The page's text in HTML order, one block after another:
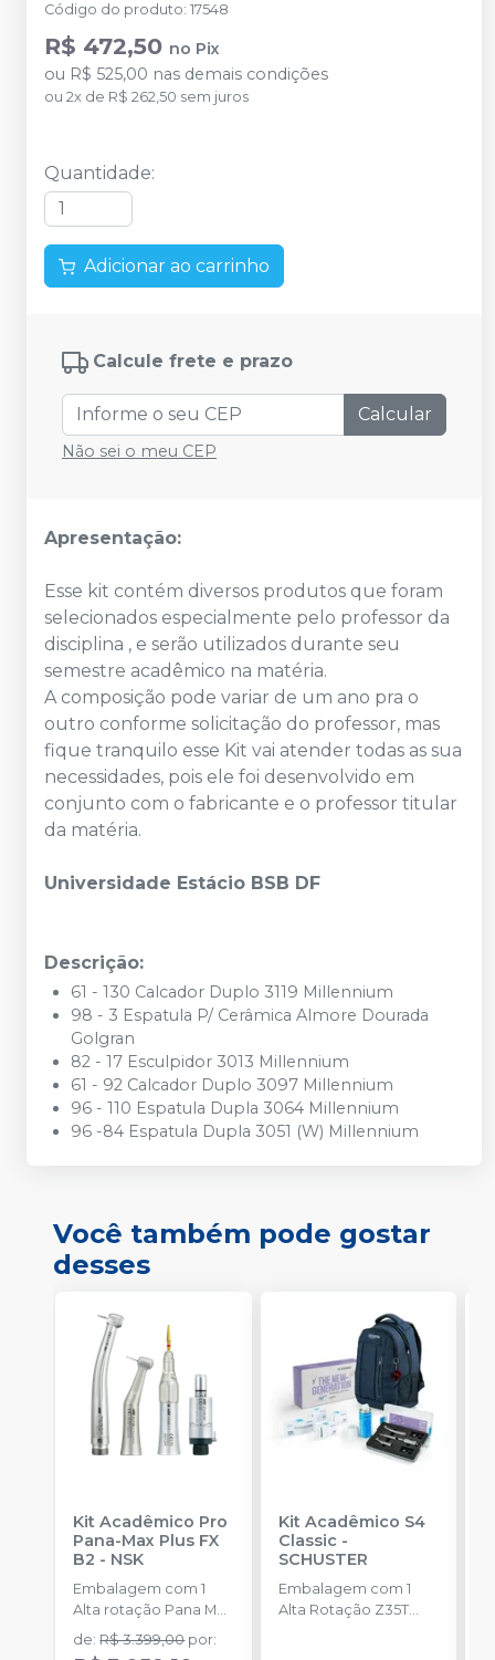
Código do produto: 17548
R$ 472,50 no Pix
ou R$ 525,00 nas demais condições
ou 2x de R$ 262,50 sem juros
Quantidade:
Adicionar ao carrinho
Calcule frete e prazo
Calcular
Não sei o meu CEP
Apresentação:
Esse kit contém diversos produtos que foram
selecionados especialmente pelo professor da
disciplina , e serão utilizados durante seu
semestre acadêmico na matéria.
A composição pode variar de um ano pra o
outro conforme solicitação do professor, mas
fique tranquilo esse Kit vai atender todas as sua
necessidades, pois ele foi desenvolvido em
conjunto com o fabricante e o professor titular
da matéria.
Universidade Estácio BSB DF
Descrição:
61 - 130 Calcador Duplo 3119 Millennium
98 - 3 Espatula P/ Cerâmica Almore Dourada
Golgran
82 - 17 Esculpidor 3013 Millennium
61 - 92 Calcador Duplo 3097 Millennium
96 - 110 Espatula Dupla 3064 Millennium
96 -84 Espatula Dupla 3051 (W) Millennium
Você também pode gostar
desses
Kit Acadêmico Pro
Pana-Max Plus FX
B2 - NSK
Embalagem com 1
Alta rotação Pana Max
Plus PB + Contra
ângulo FX23 PB +
de:R$ 3.399,00 por:
Kit Acadêmico S4
Classic-
SCHUSTER
Embalagem com 1
Alta Rotação Z35T